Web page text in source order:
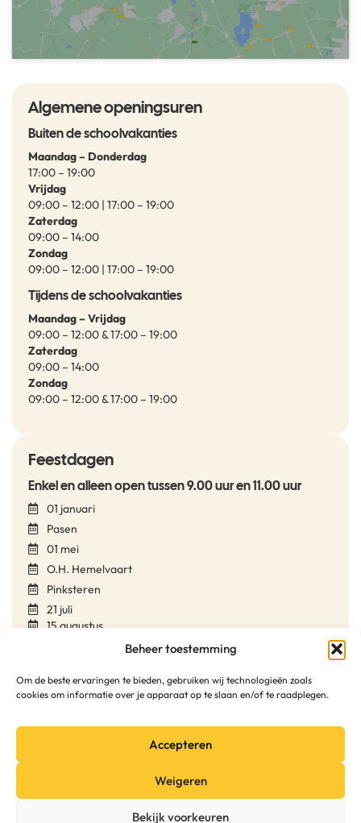
Beheer toestemming
Om de beste ervaringen te bieden, gebruiken wij technologieën zoals
cookies om informatie over je apparaat op te slaan en/of te raadplegen.
Accepteren
Weigeren
Bekijk voorkeuren
Algemene openingsuren
Buiten de schoolvakanties
Maandag – Donderdag
17:00 – 19:00
Vrijdag
09:00 – 12:00 | 17:00 – 19:00
Zaterdag
09:00 – 14:00
Zondag
09:00 – 12:00 | 17:00 – 19:00
Tijdens de schoolvakanties
Maandag – Vrijdag
09:00 – 12:00 & 17:00 – 19:00
Zaterdag
09:00 – 14:00
Zondag
09:00 – 12:00 & 17:00 – 19:00
Feestdagen
Enkel en alleen open tussen 9.00 uur en 11.00 uur
01 januari
Pasen
01 mei
O.H. Hemelvaart
Pinksteren
21 juli
15 augustus
24 december
31 december
Cookies Website door